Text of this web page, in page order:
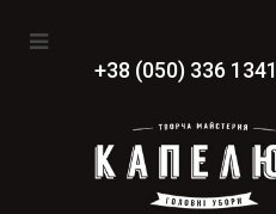
+38 (050) 336 1341